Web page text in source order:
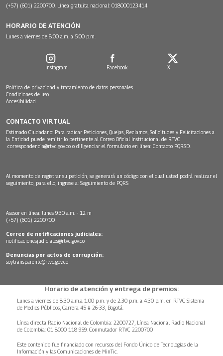
(+57) (601) 2200700. Línea gratuita nacional: 018000123414
HORARIO DE ATENCIÓN
Lunes a viernes de 8:00 a.m. a 5:00 p.m.
Instagram Facebook X
Política de privacidad y tratamiento de datos personales
Condiciones de uso
Accesibilidad
CONTACTO VIRTUAL
Estimado Ciudadano: Para radicar Peticiones, Quejas, Reclamos, Solicitudes y Felicitaciones a
la Entidad puede remitir lo pertinente al Correo Oficial Institucional de RTVC
correspondencia@rtvc.gov.co o diligenciar el formulario en línea: Contacto PQRSD.
Al momento de registrar su petición, se generará un código con el cual usted podrá realizar el
seguimiento, para ello, ingrese a: Seguimiento de PQRS
Asesor en línea: lunes 9:30 a.m. - 12 m
(+57) (601) 2200700
Correo de notificaciones judiciales:
notificacionesjudiciales@rtvc.gov.co
Denuncias por actos de corrupción:
soytransparente@rtvc.gov.co
Horario de atención y entrega de premios:
Lunes a viernes de 8:30 a.m.a 1:00 p.m. y de 2:30 p.m. a 4:30 p.m. en RTVC Sistema
de Medios Públicos, Carrera 45 # 26-33, Bogotá.
Línea directa Radio Nacional de Colombia: 2200727, Línea Nacional Radio Nacional
de Colombia: 01 8000 118 959. Conmutador RTVC 2200700
Este contenido fue financiado con recursos del Fondo Único de Tecnologías de la
Información y las Comunicaciones de MinTic.